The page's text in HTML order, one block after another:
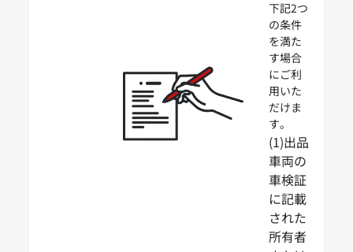
下記2つ
の条件
を満た
す場合
にご利
用いた
だけま
す。
(1)出品
車両の
車検証
に記載
された
所有者